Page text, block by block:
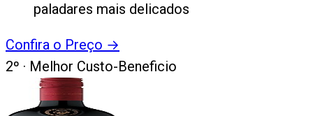
paladares mais delicados
Confira o Preço →
2º · Melhor Custo-Beneficio